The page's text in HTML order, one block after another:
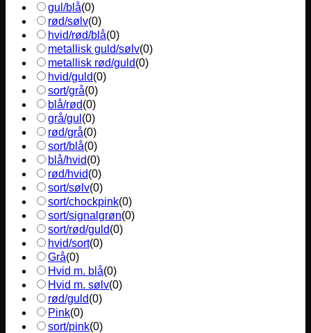
gul/blå(0)
rød/sølv(0)
hvid/rød/blå(0)
metallisk guld/sølv(0)
metallisk rød/guld(0)
hvid/guld(0)
sort/grå(0)
blå/rød(0)
grå/gul (0)
rød/grå(0)
sort/blå(0)
blå/hvid(0)
rød/hvid(0)
sort/sølv(0)
sort/chockpink(0)
sort/signalgrøn(0)
sort/rød/guld(0)
hvid/sort(0)
Grå(0)
Hvid m. blå(0)
Hvid m. sølv(0)
rød/guld(0)
Pink(0)
sort/pink(0)